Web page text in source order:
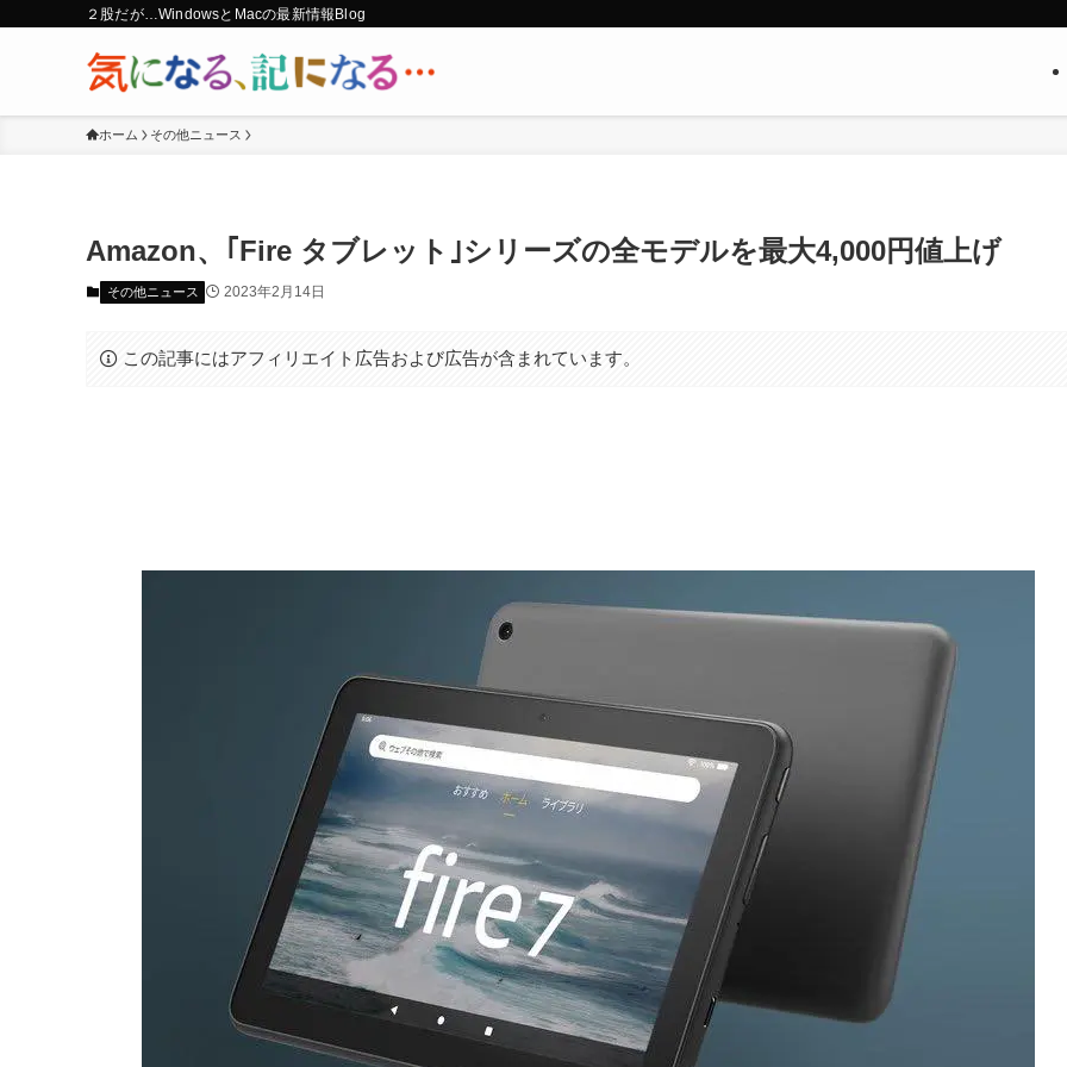
２股だが…WindowsとMacの最新情報Blog
ホーム その他ニュース
Amazon、｢Fire タブレット｣シリーズの全モデルを最大4,000円値上げ
その他ニュース 2023年2月14日
この記事にはアフィリエイト広告および広告が含まれています。